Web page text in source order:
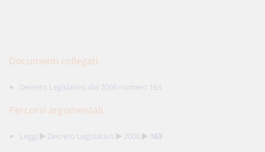
Documenti collegati
Decreto Legislativo del 2006 numero 163
Percorsi argomentali
Leggi Decreto Legislativo 2006 163